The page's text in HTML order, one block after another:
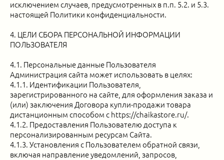
исключением случаев, предусмотренных в п.п. 5.2. и 5.3.
настоящей Политики конфиденциальности.
4. ЦЕЛИ СБОРА ПЕРСОНАЛЬНОЙ ИНФОРМАЦИИ
ПОЛЬЗОВАТЕЛЯ
4.1. Персональные данные Пользователя
Администрация сайта может использовать в целях:
4.1.1. Идентификации Пользователя,
зарегистрированного на сайте, для оформления заказа и
(или) заключения Договора купли-продажи товара
дистанционным способом с https://chaikastore.ru/.
4.1.2. Предоставления Пользователю доступа к
персонализированным ресурсам Сайта.
4.1.3. Установления с Пользователем обратной связи,
включая направление уведомлений, запросов,